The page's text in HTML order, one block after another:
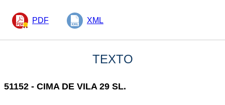
PDF XML
TEXTO
51152 - CIMA DE VILA 29 SL.